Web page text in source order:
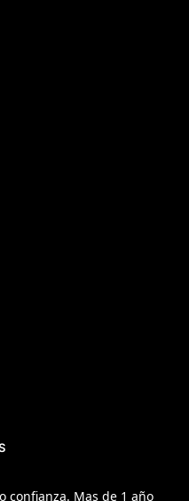
confianza. Mas de 1 año